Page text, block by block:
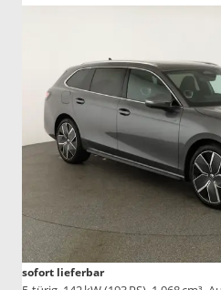
sofort lieferbar